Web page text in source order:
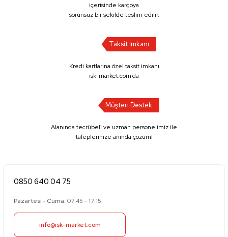
içerisinde kargoya
sorunsuz bir şekilde teslim edilir.
Taksit İmkanı
Kredi kartlarına özel taksit imkanı
isk-market.com’da
Müşteri Destek
Alanında tecrübeli ve uzman personelimiz ile
taleplerinize anında çözüm!
0850 640 04 75
Pazartesi - Cuma: 07:45 - 17:15
info@isk-market.com